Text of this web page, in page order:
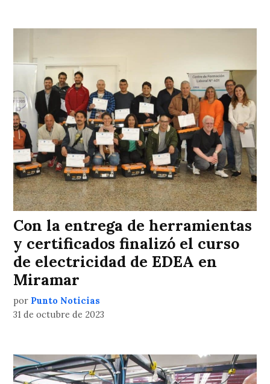
Con la entrega de herramientas
y certificados finalizó el curso
de electricidad de EDEA en
Miramar
por Punto Noticias
31 de octubre de 2023